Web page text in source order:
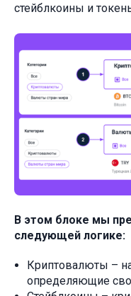
стейблкоины и
В этом блоке мы
следующей логике:
Криптовалюты –
определяющие